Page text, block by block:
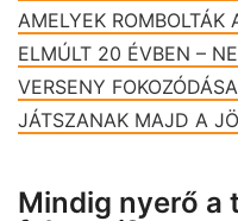
AMELYEK ROMBOLTÁK
ELMÚLT 20 ÉVBEN –
VERSENY
JÁTSZANAK MAJD A
Mindig nyerő a